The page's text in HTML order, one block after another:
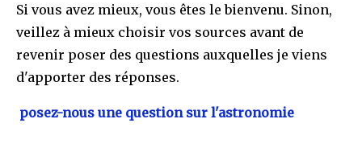
Si vous avez mieux, vous êtes le bienvenu. Sinon,
veillez à mieux choisir vos sources avant de
revenir poser des questions auxquelles je viens
d'apporter des réponses.
posez-nous une question sur l'astronomie